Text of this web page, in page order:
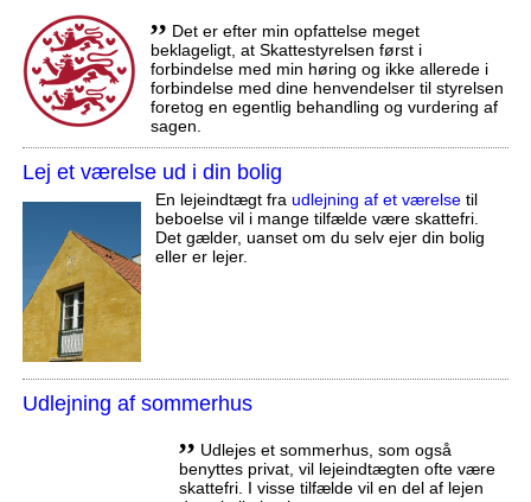
,, Det er efter min opfattelse meget
beklageligt, at Skattestyrelsen først i
forbindelse med min høring og ikke allerede i
forbindelse med dine henvendelser til styrelsen
foretog en egentlig behandling og vurdering af
sagen.
Lej et værelse ud i din bolig
En lejeindtægt fra udlejning af et værelsetil
beboelse vil i mange tilfælde være skattefri.
Det gælder, uanset om du selv ejer din bolig
eller er lejer.
Udlejning af sommerhus
,, Udlejes et sommerhus, som også
benyttes privat, vil lejeindtægten ofte være
skattefri. I visse tilfælde vil en del af lejen